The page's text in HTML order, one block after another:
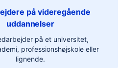
på videregående
uddannelser
på et universitet,
professionshøjskole eller
lignende.